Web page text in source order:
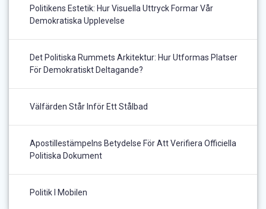
Politikens Estetik: Hur Visuella Uttryck Formar Vår
Demokratiska Upplevelse
Det Politiska Rummets Arkitektur: Hur Utformas Platser
För Demokratiskt Deltagande?
Välfärden Står Inför Ett Stålbad
Apostillestämpelns Betydelse För Att Verifiera Officiella
Politiska Dokument
Politik I Mobilen